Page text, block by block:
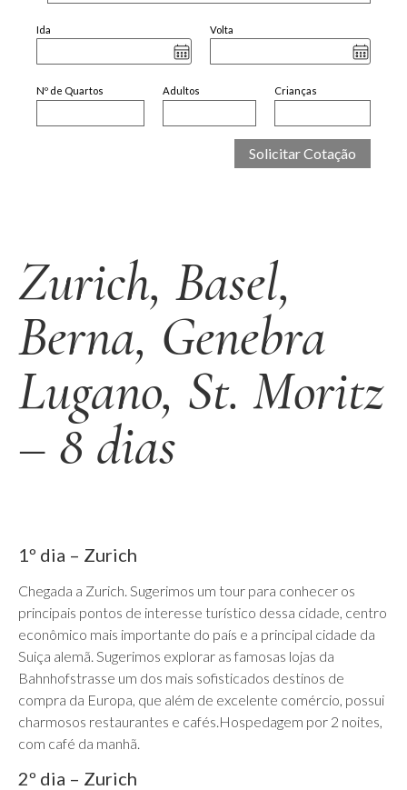
Ida Volta
Nº de Quartos Adultos Crianças
Zurich, Basel,
Berna, Genebra
Lugano, St. Moritz
– 8 dias
1º dia – Zurich
Chegada a Zurich. Sugerimos um tour para conhecer os
principais pontos de interesse turístico dessa cidade, centro
econômico mais importante do país e a principal cidade da
Suiça alemã. Sugerimos explorar as famosas lojas da
Bahnhofstrasse um dos mais sofisticados destinos de
compra da Europa, que além de excelente comércio, possui
charmosos restaurantes e cafés.Hospedagem por 2 noites,
com café da manhã.
2º dia – Zurich